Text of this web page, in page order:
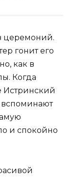
церемоний.
гонит его
как в
Когда
Истринский
вспоминают
и спокойно